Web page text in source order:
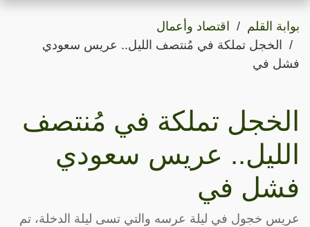
بوابة القلم
اقتصاد وأعمال
الخجل تملكة في مُنتصف الليل.. عريس سعودي
فشل في
الخجل تملكة في مُنتصف
الليل.. عريس سعودي
فشل في
عريس خجول في ليلة عرسه والتي تسى ليلة الدخلة، تم